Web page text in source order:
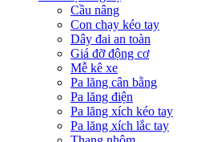
Cầu nâng
Con chạy kéo tay
Dây đai an toàn
Giá đỡ động cơ
Mễ kê xe
Pa lăng cân bằng
Pa lăng điện
Pa lăng xích kéo tay
Pa lăng xích lắc tay